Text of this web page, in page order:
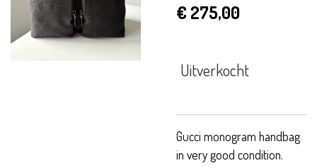
€ 275,00
Uitverkocht
Gucci monogram handbag
in very good condition.